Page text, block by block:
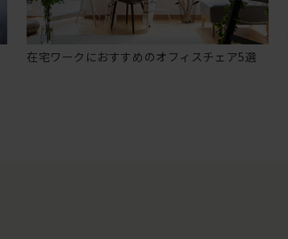
在宅ワークにおすすめのオフィスチェア5選